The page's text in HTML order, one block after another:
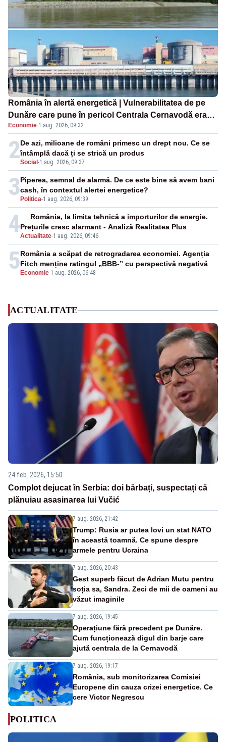
România în alertă energetică | Vulnerabilitatea de pe
Dunăre care pune în pericol Centrala Cernavodă era
cunoscută de pe vremea lui Ceaușescu
Economie·1 aug. 2026, 09:32
2Social -1 aug. 2026, 09:37
De azi, milioane de români primesc un drept nou. Ce se
întâmplă dacă ți se strică un produs
3 Politica-1 aug. 2026, 09:39
Piperea, semnal de alarmă. De ce este bine să avem bani
cash, în contextul alertei energetice?
4Actualitate-1 aug. 2026, 09:46
România, la limita tehnică a importurilor de energie.
Prețurile cresc alarmant - Analiză Realitatea Plus
5 Economie-1 aug. 2026, 06:48
România a scăpat de retrogradarea economiei. Agenția
Fitch menține ratingul „BBB-” cu perspectivă negativă
ACTUALITATE
24 feb. 2026, 15:50
Complot dejucat în Serbia: doi bărbați, suspectați că
plănuiau asasinarea lui Vučić
7 aug. 2026, 21:42
Trump: Rusia ar putea lovi un stat NATO
în această toamnă. Ce spune despre
armele pentru Ucraina
7 aug. 2026, 20:43
Gest superb făcut de Adrian Mutu pentru
soția sa, Sandra. Zeci de mii de oameni au
văzut imaginile
7 aug. 2026, 19:45
Operațiune fără precedent pe Dunăre.
Cum funcționează digul din barje care
ajută centrala de la Cernavodă
7 aug. 2026, 19:17
România, sub monitorizarea Comisiei
Europene din cauza crizei energetice. Ce
cere Victor Negrescu
POLITICA